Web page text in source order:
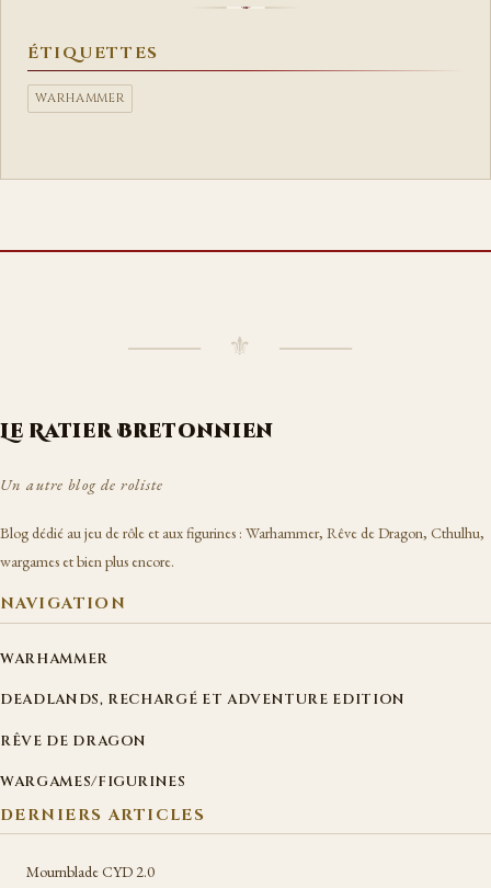
ÉTIQUETTES
WARHAMMER
⸻ ⚜ ⸻
Le Ratier Bretonnien
Un autre blog de roliste
Blog dédié au jeu de rôle et aux figurines : Warhammer, Rêve de Dragon, Cthulhu,
wargames et bien plus encore.
NAVIGATION
WARHAMMER
DEADLANDS, RECHARGÉ ET ADVENTURE EDITION
RÊVE DE DRAGON
WARGAMES/FIGURINES
DERNIERS ARTICLES
Mournblade CYD 2.0